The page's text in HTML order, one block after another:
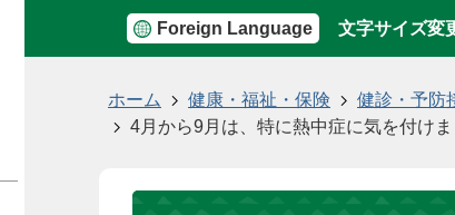
Foreign Language 文字サイズ変
ホーム 健康・福祉・保険 健診・予防
4月から9月は、特に熱中症に気を付けま